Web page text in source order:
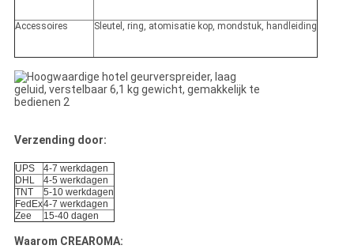
Accessoires Sleutel, ring, atomisatie kop, mondstuk, handleiding
Verzending door:
UPS
4-7 werkdagen
DHL
4-5 werkdagen
TNT
5-10 werkdagen
FedEx4-7 werkdagen
Zee
15-40 dagen
Waarom CREAROMA: